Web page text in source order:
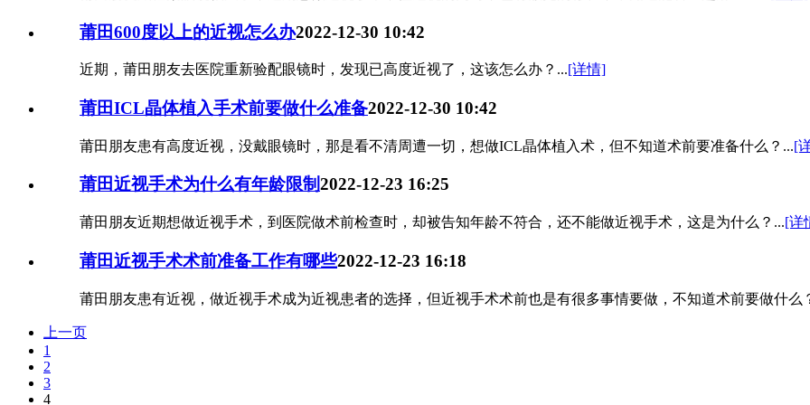
莆田600度以上的近视怎么办2022-12-30 10:42
近期，莆田朋友去医院重新验配眼镜时，发现已高度近视了，这该怎么办？...[详情]
莆田ICL晶体植入手术前要做什么准备2022-12-30 10:42
莆田朋友患有高度近视，没戴眼镜时，那是看不清周遭一切，想做ICL晶体植入术，但不知道术前要准备什么？...[
莆田近视手术为什么有年龄限制2022-12-23 16:25
莆田朋友近期想做近视手术，到医院做术前检查时，却被告知年龄不符合，还不能做近视手术，这是为什么？...[详
莆田近视手术术前准备工作有哪些2022-12-23 16:18
莆田朋友患有近视，做近视手术成为近视患者的选择，但近视手术术前也是有很多事情要做，不知道术前要做什么
上一页
1
2
3
4